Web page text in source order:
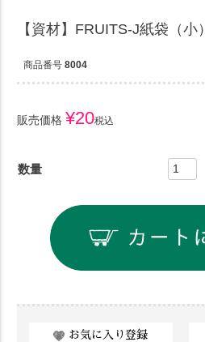
【資材】FRUITS-J紙袋（小）
商品番号 8004
販売価格 ¥20税込
お気に入り登録